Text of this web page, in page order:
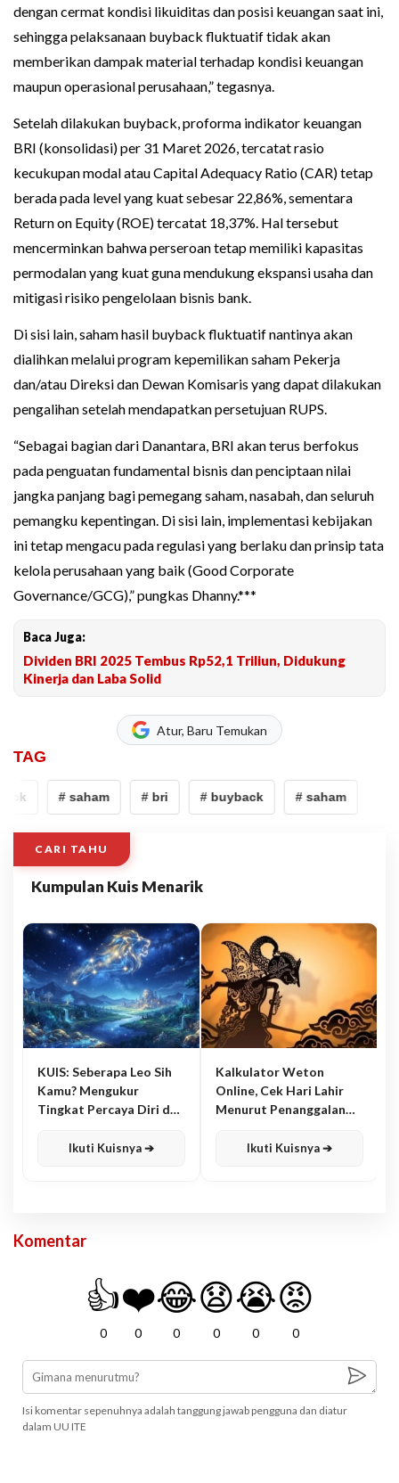
dengan cermat kondisi likuiditas dan posisi keuangan saat ini,
sehingga pelaksanaan buyback fluktuatif tidak akan
memberikan dampak material terhadap kondisi keuangan
maupun operasional perusahaan,” tegasnya.
Setelah dilakukan buyback, proforma indikator keuangan
BRI (konsolidasi) per 31 Maret 2026, tercatat rasio
kecukupan modal atau Capital Adequacy Ratio (CAR) tetap
berada pada level yang kuat sebesar 22,86%, sementara
Return on Equity (ROE) tercatat 18,37%. Hal tersebut
mencerminkan bahwa perseroan tetap memiliki kapasitas
permodalan yang kuat guna mendukung ekspansi usaha dan
mitigasi risiko pengelolaan bisnis bank.
Di sisi lain, saham hasil buyback fluktuatif nantinya akan
dialihkan melalui program kepemilikan saham Pekerja
dan/atau Direksi dan Dewan Komisaris yang dapat dilakukan
pengalihan setelah mendapatkan persetujuan RUPS.
“Sebagai bagian dari Danantara, BRI akan terus berfokus
pada penguatan fundamental bisnis dan penciptaan nilai
jangka panjang bagi pemegang saham, nasabah, dan seluruh
pemangku kepentingan. Di sisi lain, implementasi kebijakan
ini tetap mengacu pada regulasi yang berlaku dan prinsip tata
kelola perusahaan yang baik (Good Corporate
Governance/GCG),” pungkas Dhanny.***
Baca Juga:
Dividen BRI 2025 Tembus Rp52,1 Triliun, Didukung
Kinerja dan Laba Solid
Atur, Baru Temukan
TAG
# saham # bri # buyback # saham
CARI TAHU
Kumpulan Kuis Menarik
KUIS: Seberapa Leo Sih
Kamu? Mengukur
Tingkat Percaya Diri dan
Ikuti Kuisnya ➔
Kalkulator Weton
Online, Cek Hari Lahir
Menurut Penanggalan
Ikuti Kuisnya ➔
Komentar
👍
0
❤️
0
😂
0
😧
0
😭
0
😡
0
Isi komentar sepenuhnya adalah tanggung jawab pengguna dan diatur
dalam UU ITE